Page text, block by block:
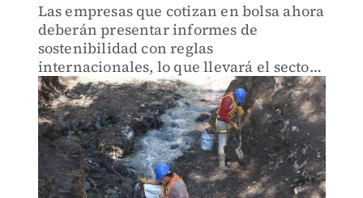
Las empresas que cotizan en bolsa ahora
deberán presentar informes de
sostenibilidad con reglas
internacionales, lo que llevará el sector
global a 77,350 mdd e 2031.